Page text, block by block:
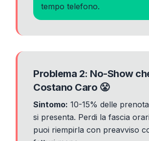
tempo telefono.
Problema 2: No-Show
Costano Caro 😤
Sintomo: 10-15% delle
si presenta. Perdi la fascia
puoi riempirla con preavviso